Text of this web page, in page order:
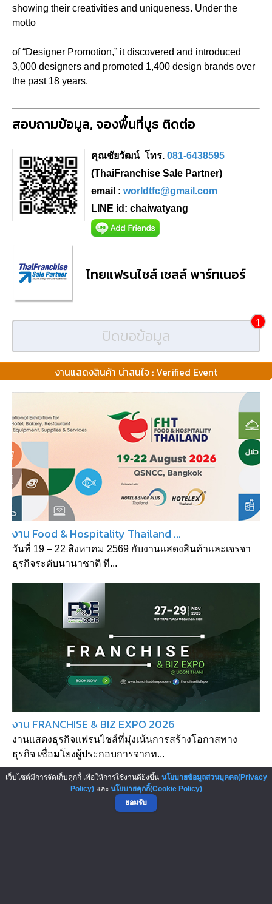
showing their creativities and uniqueness. Under the
motto
of “Designer Promotion,” it discovered and introduced
3,000 designers and promoted 1,400 design brands over
the past 18 years.
สอบถามข้อมูล, จองพื้นที่บูธ ติดต่อ
คุณชัยวัฒน์ โทร. 081-6438595
(ThaiFranchise Sale Partner)
email : worldtfc@gmail.com
LINE id: chaiwatyang
ไทยแฟรนไชส์ เชลล์ พาร์ทเนอร์
1
ปิดขอข้อมูล
งานแสดงสินค้า น่าสนใจ : Verified Event
งาน Food & Hospitality Thailand ...
วันที่ 19 – 22 สิงหาคม 2569 กับงานแสดงสินค้าและเจรจา
ธุรกิจระดับนานาชาติ ที...
งาน FRANCHISE & BIZ EXPO 2026
งานแสดงธุรกิจแฟรนไชส์ที่มุ่งเน้นการสร้างโอกาสทาง
ธุรกิจ เชื่อมโยงผู้ประกอบการจากท...
เว็บไซต์มีการจัดเก็บคุกกี้ เพื่อให้การใช้งานดียิ่งขึ้น นโยบายข้อมูลส่วนบุคคล(Privacy
Policy)และ นโยบายคุกกี้(Cookie Policy)
ยอมรับ